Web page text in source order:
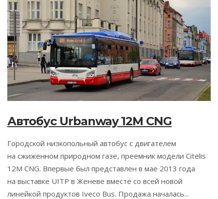
Автобус Urbanway 12M CNG
Городской низкопольный автобус с двигателем
на сжиженном природном газе, преемник модели Citelis
12M CNG. Впервые был представлен в мае 2013 года
на выставке UITP в Женеве вместе со всей новой
линейкой продуктов Iveco Bus. Продажа началась...